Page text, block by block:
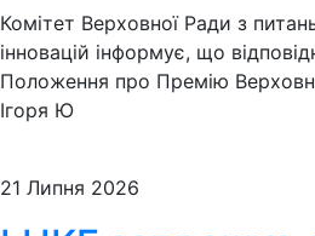
Комітет Верховної Ради з
інновацій інформує, що
Положення про Премію
Ігоря Ю
21 Липня 2026